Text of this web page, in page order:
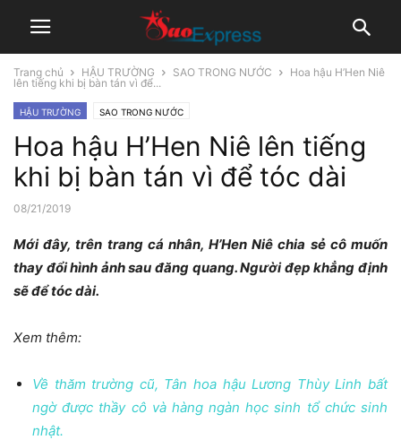
Trang chủ HẬU TRƯỜNG SAO TRONG NƯỚC
Hoa hậu H’Hen Niê
lên tiếng khi bị bàn tán vì để...
HẬU TRƯỜNG SAO TRONG NƯỚC
Hoa hậu H’Hen Niê lên tiếng
khi bị bàn tán vì để tóc dài
08/21/2019
Mới đây, trên trang cá nhân, H’Hen Niê chia sẻ cô muốn
thay đổi hình ảnh sau đăng quang. Người đẹp khẳng định
sẽ để tóc dài.
Xem thêm:
Về thăm trường cũ, Tân hoa hậu Lương Thùy Linh bất
ngờ được thầy cô và hàng ngàn học sinh tổ chức sinh
nhật.